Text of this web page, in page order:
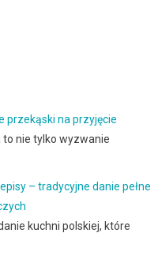
przekąski na przyjęcie
nie tylko wyzwanie
– tradycyjne danie pełne
kuchni polskiej, które